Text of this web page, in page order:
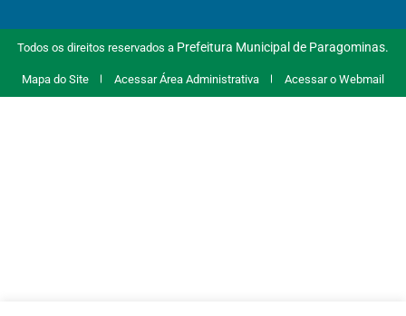
Todos os direitos reservados a Prefeitura Municipal de Paragominas.
Mapa do Site Acessar Área Administrativa Acessar o Webmail